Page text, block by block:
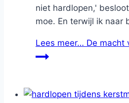
niet hardlopen,'
moe. En terwijl ik naar
Lees meer… De macht